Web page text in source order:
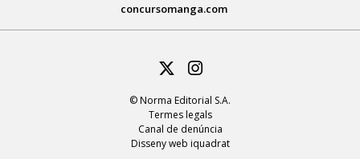
concursomanga.com
© Norma Editorial S.A.
Termes legals
Canal de denúncia
Disseny web iquadrat
Twitter
Instagram